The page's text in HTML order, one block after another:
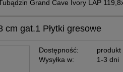
Grand Cave Ivory LAP
cm gat.1 Płytki gresowe
Dostępność:
produkt
Wysyłka w:
1-3 dni